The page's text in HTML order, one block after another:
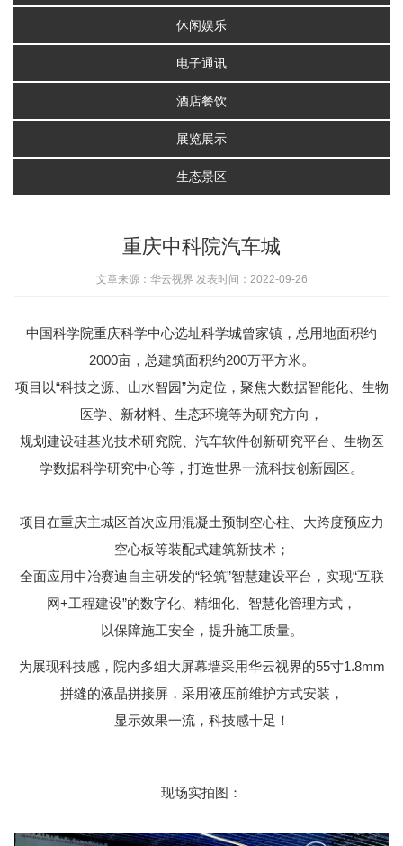
休闲娱乐
电子通讯
酒店餐饮
展览展示
生态景区
重庆中科院汽车城
文章来源：华云视界 发表时间：2022-09-26
中国科学院重庆科学中心选址科学城曾家镇，总用地面积约
2000亩，总建筑面积约200万平方米。
项目以“科技之源、山水智园”为定位，聚焦大数据智能化、生物
医学、新材料、生态环境等为研究方向，
规划建设硅基光技术研究院、汽车软件创新研究平台、生物医
学数据科学研究中心等，打造世界一流科技创新园区。
项目在重庆主城区首次应用混凝土预制空心柱、大跨度预应力
空心板等装配式建筑新技术；
全面应用中冶赛迪自主研发的“轻筑”智慧建设平台，实现“互联
网+工程建设”的数字化、精细化、智慧化管理方式，
以保障施工安全，提升施工质量。
为展现科技感，院内多组大屏幕墙采用华云视界的55寸1.8mm
拼缝的液晶拼接屏，采用液压前维护方式安装，
显示效果一流，科技感十足！
现场实拍图：